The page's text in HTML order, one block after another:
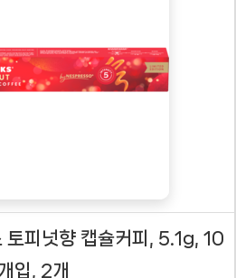
토피넛향 캡슐커피, 5.1g, 10
입, 2개